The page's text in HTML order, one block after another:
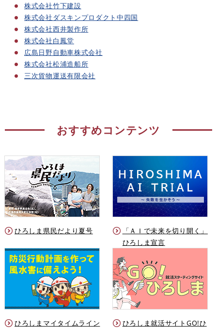
株式会社竹下建設
株式会社ダスキンプロダクト中四国
株式会社西井製作所
株式会社白鳳堂
広島日野自動車株式会社
株式会社松浦造船所
三次貨物運送有限会社
おすすめコンテンツ
ひろしま県民だより夏号
「ＡＩで未来を切り開く」
ひろしま宣言
ひろしまマイタイムライン
ひろしま就活サイトGO!ひ